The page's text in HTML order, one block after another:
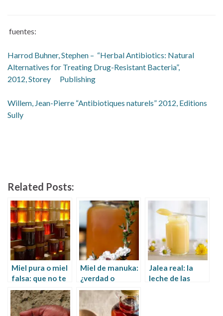
fuentes:
Harrod Buhner, Stephen – “Herbal Antibiotics: Natural
Alternatives for Treating Drug-Resistant Bacteria”,
2012, Storey Publishing
Willem, Jean-Pierre “Antibiotiques naturels” 2012, Editions
Sully
Related Posts:
Miel pura o miel
falsa: que no te
den azúcar por
miel
Miel de manuka:
¿verdad o
mentira?
Jalea real: la
leche de las